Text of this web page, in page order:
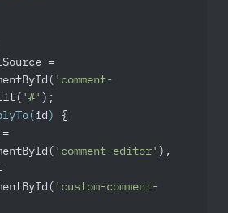
'comment-
'#' );
( id ) {
'comment-editor' ),
'custom-comment-